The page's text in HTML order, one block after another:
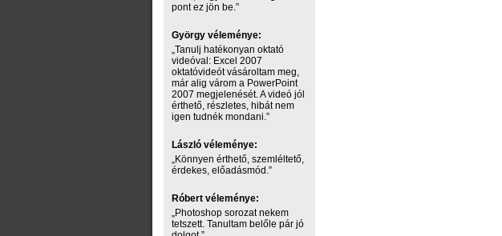
pont ez jön be.”
György véleménye:
„Tanulj hatékonyan oktató
videóval: Excel 2007
oktatóvideót vásároltam meg,
már alig várom a PowerPoint
2007 megjelenését. A videó jól
érthető, részletes, hibát nem
igen tudnék mondani.”
László véleménye:
„Könnyen érthető, szemléltető,
érdekes, előadásmód.”
Róbert véleménye:
„Photoshop sorozat nekem
tetszett. Tanultam belőle pár jó